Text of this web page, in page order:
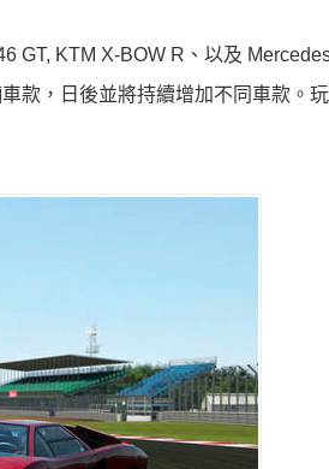
GT, KTM X-BOW R、以及
款，日後並將持續增加不同車款。